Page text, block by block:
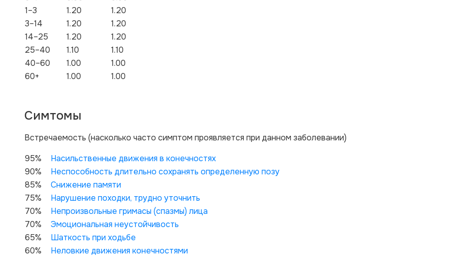
1–3
1.20
1.20
3–14
1.20
1.20
14–25
1.20
1.20
25–40
1.10
1.10
40–60
1.00
1.00
60+
1.00 1.00
Симтомы
Вcтречаемость (насколько часто симптом проявляется при данном заболевании)
95%
Насильственные движения в конечностях
90%
Неспособность длительно сохранять определенную позу
85%
Снижение памяти
75%
Нарушение походки, трудно уточнить
70%
Непроизвольные гримасы (спазмы) лица
70%
Эмоциональная неустойчивость
65%
Шаткость при ходьбе
60%
Неловкие движения конечностями